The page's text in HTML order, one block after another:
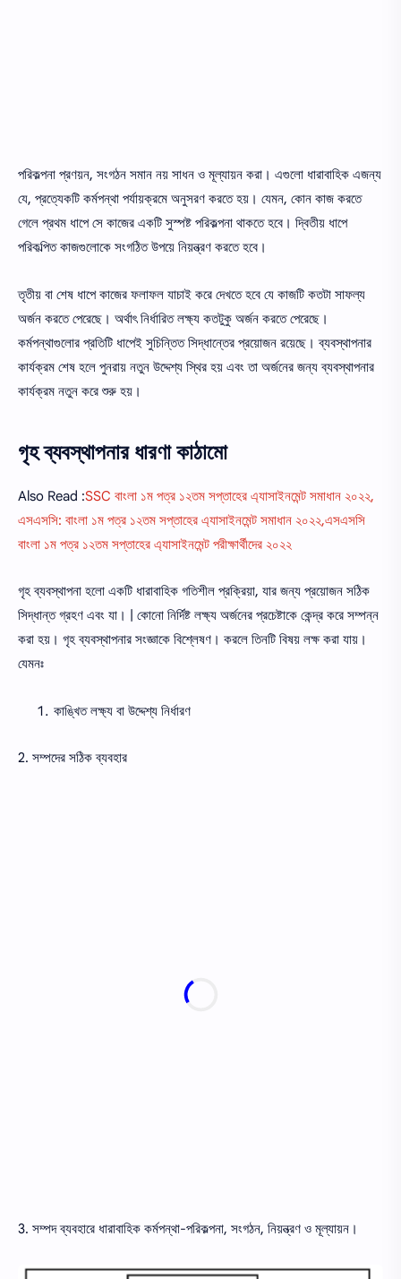
পরিকল্পনা প্রণয়ন, সংগঠন সমান নয় সাধন ও মূল্যায়ন করা। এগুলো ধারাবাহিক এজন্য
যে, প্রত্যেকটি কর্মপন্থা পর্যায়ক্রমে অনুসরণ করতে হয়। যেমন, কোন কাজ করতে
গেলে প্রথম ধাপে সে কাজের একটি সুস্পষ্ট পরিকল্পনা থাকতে হবে। দ্বিতীয় ধাপে
পরিকল্পিত কাজগুলোকে সংগঠিত উপয়ে নিয়ন্ত্রণ করতে হবে।
তৃতীয় বা শেষ ধাপে কাজের ফলাফল যাচাই করে দেখতে হবে যে কাজটি কতটা সাফল্য
অর্জন করতে পেরেছে। অর্থাৎ নির্ধারিত লক্ষ্য কতটুকু অর্জন করতে পেরেছে।
কর্মপন্থাগুলোর প্রতিটি ধাপেই সুচিন্তিত সিদ্ধান্তের প্রয়োজন রয়েছে। ব্যবস্থাপনার
কার্যক্রম শেষ হলে পুনরায় নতুন উদ্দেশ্য স্থির হয় এবং তা অর্জনের জন্য ব্যবস্থাপনার
কার্যক্রম নতুন করে শুরু হয়।
গৃহ ব্যবস্থাপনার ধারণা কাঠামো
Also Read :SSC বাংলা ১ম পত্র ১২তম সপ্তাহের এ্যাসাইনমেন্ট সমাধান ২০২২,
এসএসসি: বাংলা ১ম পত্র ১২তম সপ্তাহের এ্যাসাইনমেন্ট সমাধান ২০২২,এসএসসি
বাংলা ১ম পত্র ১২তম সপ্তাহের এ্যাসাইনমেন্ট পরীক্ষার্থীদের ২০২২
গৃহ ব্যবস্থাপনা হলাে একটি ধারাবাহিক গতিশীল প্রক্রিয়া, যার জন্য প্রয়ােজন সঠিক
সিদ্ধান্ত গ্রহণ এবং যা। | কোনাে নির্দিষ্ট লক্ষ্য অর্জনের প্রচেষ্টাকে কেন্দ্র করে সম্পন্ন
করা হয়। গৃহ ব্যবস্থাপনার সংজ্ঞাকে বিশ্লেষণ। করলে তিনটি বিষয় লক্ষ করা যায়।
যেমনঃ
কাঙ্খিত লক্ষ্য বা উদ্দেশ্য নির্ধারণ
2. সম্পদের সঠিক ব্যবহার
3. সম্পদ ব্যবহারে ধারাবাহিক কর্মপন্থা-পরিকল্পনা, সংগঠন, নিয়ন্ত্রণ ও মূল্যায়ন।